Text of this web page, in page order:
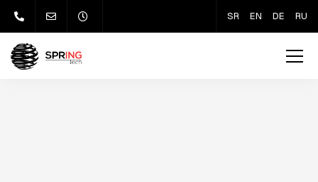
SR EN DE RU